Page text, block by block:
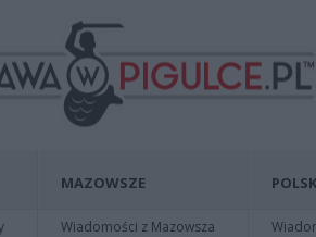
MAZOWSZE
Wiadomości z Mazowsza